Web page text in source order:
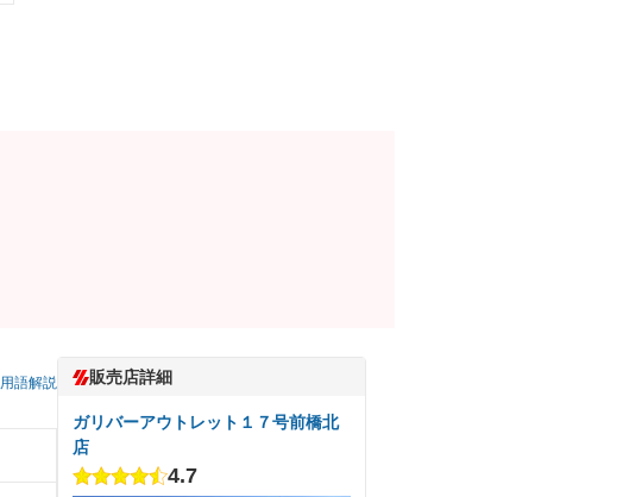
用語解説 販売店詳細
ガリバーアウトレット１７号前橋北
店
4.7